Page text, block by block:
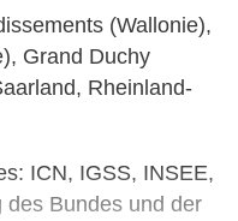
(Wallonie),
Grand Duchy
Rheinland-
ICN, IGSS, INSEE,
des Bundes und der